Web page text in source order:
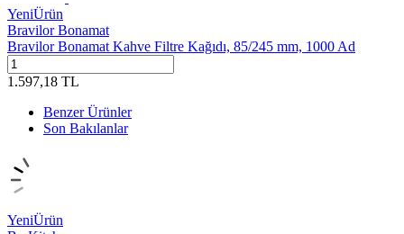
YeniÜrün
Bravilor Bonamat
Bravilor Bonamat Kahve Filtre Kağıdı, 85/245 mm, 1000 Ad
1.597,18 TL
Benzer Ürünler
Son Bakılanlar
YeniÜrün